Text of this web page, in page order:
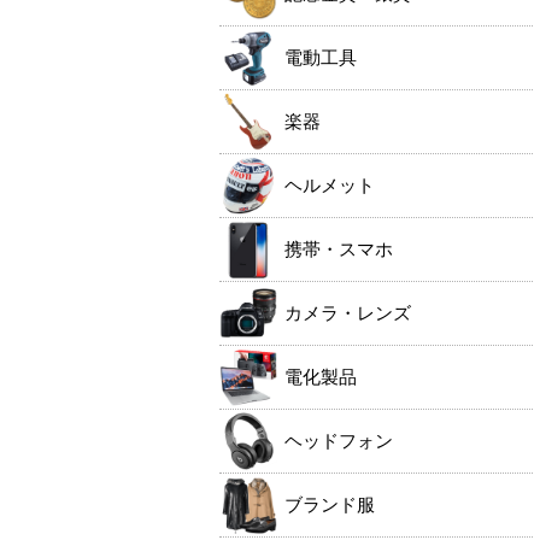
電動工具
楽器
ヘルメット
携帯・スマホ
カメラ・レンズ
電化製品
ヘッドフォン
ブランド服